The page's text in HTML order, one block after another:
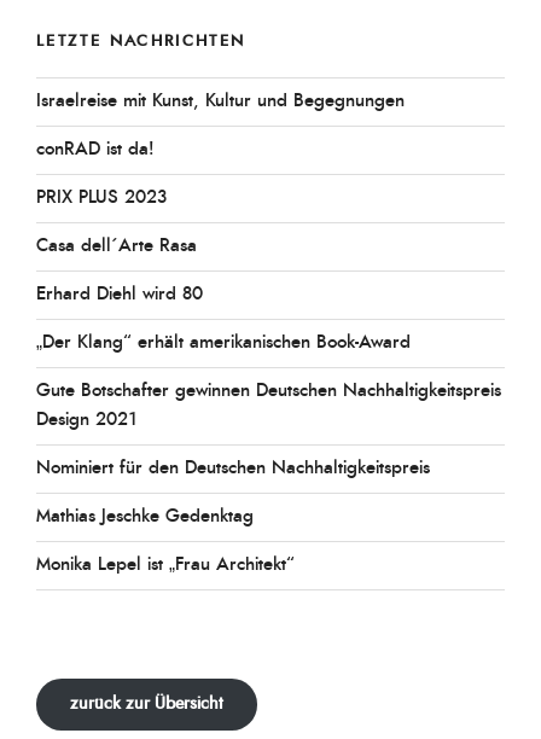
LETZTE NACHRICHTEN
Israelreise mit Kunst, Kultur und Begegnungen
conRAD ist da!
PRIX PLUS 2023
Casa dell´Arte Rasa
Erhard Diehl wird 80
„Der Klang“ erhält amerikanischen Book-Award
Gute Botschafter gewinnen Deutschen Nachhaltigkeitspreis
Design 2021
Nominiert für den Deutschen Nachhaltigkeitspreis
Mathias Jeschke Gedenktag
Monika Lepel ist „Frau Architekt“
zurück zur Übersicht